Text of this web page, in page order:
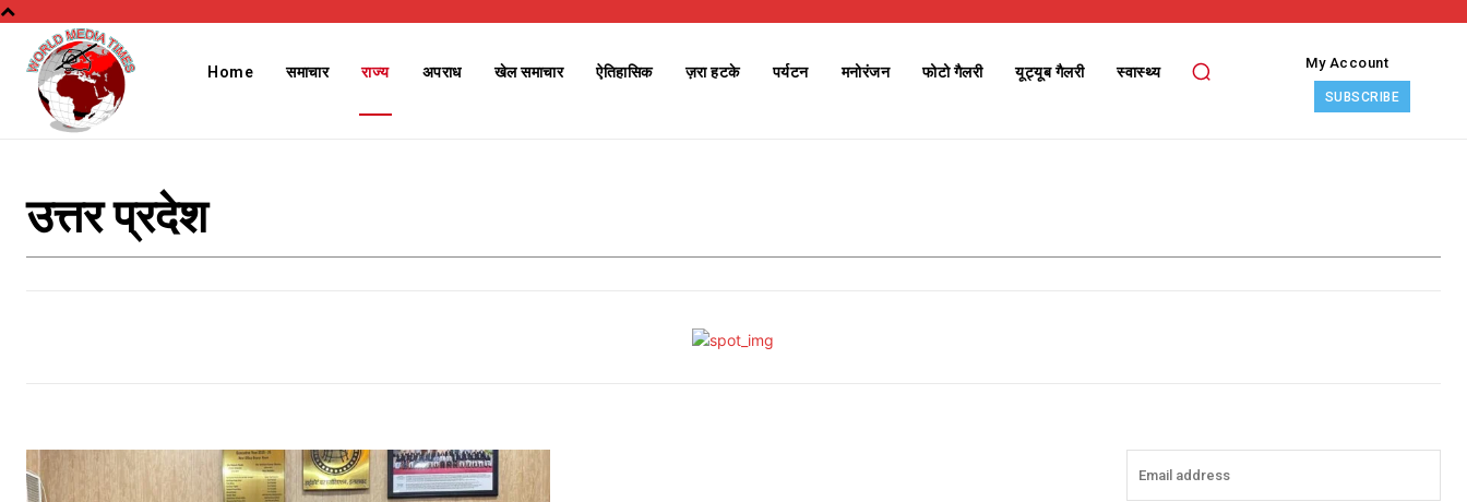
Home समाचार राज्य अपराध खेल समाचार ऐतिहासिक ज़रा हटके पर्यटन मनोरंजन फोटो गैलरी यूट्यूब गैलरी स्वास्थ्य
My Account
SUBSCRIBE
उत्तर प्रदेश